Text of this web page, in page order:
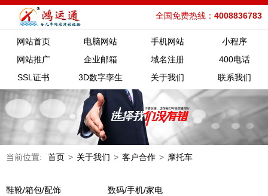
全国免费热线： 4008836783
网站首页 电脑网站 手机网站
小程序
网站推广
企业邮箱 域名注册
400电话
SSL证书
3D数字孪生 关于我们 联系我们
当前位置: 首页 > 关于我们 > 客户合作 > 摩托车
鞋靴/箱包/配饰
数码/手机/家电